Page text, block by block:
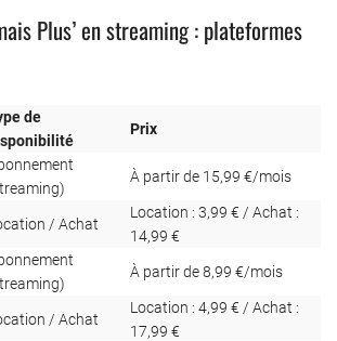
Plus’ en streaming : plateformes
de
Prix
À partir de 15,99 €/mois
/ Achat
Location : 3,99 € / Achat :
14,99 €
À partir de 8,99 €/mois
/ Achat
Location : 4,99 € / Achat :
17,99 €